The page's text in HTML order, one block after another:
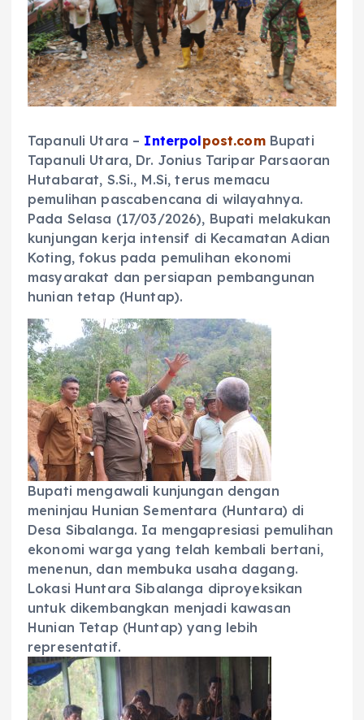
Tapanuli Utara – Interpolpost.comBupati
Tapanuli Utara, Dr. Jonius Taripar Parsaoran
Hutabarat, S.Si., M.Si, terus memacu
pemulihan pascabencana di wilayahnya.
Pada Selasa (17/03/2026), Bupati melakukan
kunjungan kerja intensif di Kecamatan Adian
Koting, fokus pada pemulihan ekonomi
masyarakat dan persiapan pembangunan
hunian tetap (Huntap).
Bupati mengawali kunjungan dengan
meninjau Hunian Sementara (Huntara) di
Desa Sibalanga. Ia mengapresiasi pemulihan
ekonomi warga yang telah kembali bertani,
menenun, dan membuka usaha dagang.
Lokasi Huntara Sibalanga diproyeksikan
untuk dikembangkan menjadi kawasan
Hunian Tetap (Huntap) yang lebih
representatif.